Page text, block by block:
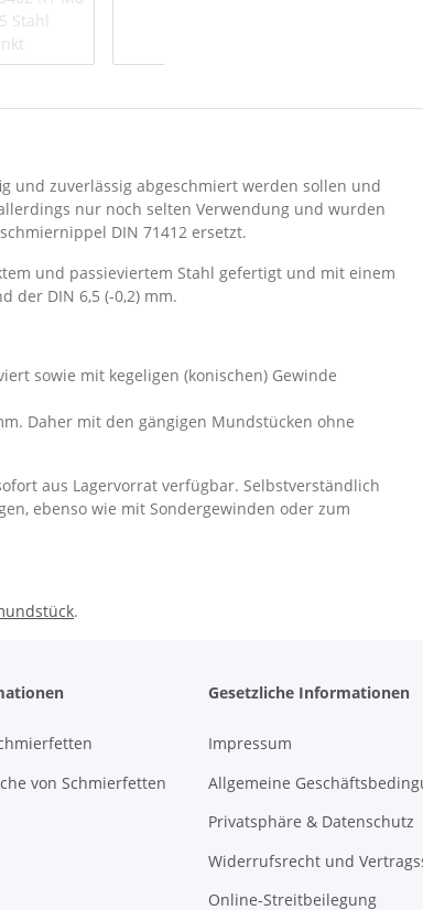
und zuverlässig abgeschmiert werden sollen und
nur noch selten Verwendung und wurden
DIN 71412 ersetzt.
und passieviertem Stahl gefertigt und mit einem
der DIN 6,5 (-0,2) mm.
sowie mit kegeligen (konischen) Gewinde
Daher mit den gängigen Mundstücken ohne
aus Lagervorrat verfügbar. Selbstverständlich
ebenso wie mit Sondergewinden oder zum
.
von Schmierfetten
Gesetzliche Informationen
Impressum
Allgemeine
Privatsphäre & Datenschutz
Widerrufsrecht und
Online-Streitbeilegung